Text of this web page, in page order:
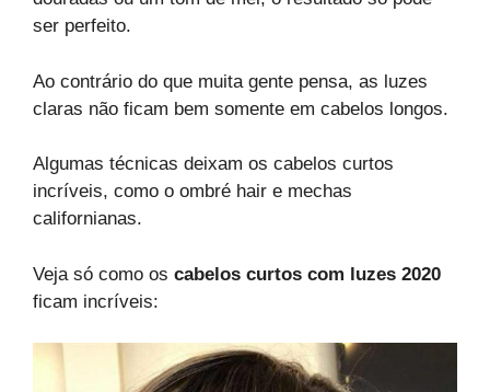
ser perfeito.
Ao contrário do que muita gente pensa, as luzes
claras não ficam bem somente em cabelos longos.
Algumas técnicas deixam os cabelos curtos
incríveis, como o ombré hair e mechas
californianas.
Veja só como os cabelos curtos com luzes 2020
ficam incríveis: